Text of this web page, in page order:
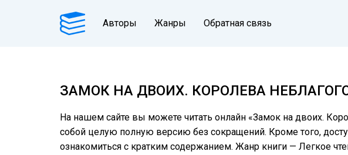
Авторы Жанры Обратная связь
ЗАМОК НА ДВОИХ. КОРОЛЕВА
На нашем сайте вы можете читать онлайн «Замок на двоих.
собой целую полную версию без сокращений. Кроме того,
ознакомиться с кратким содержанием. Жанр книги — Легкое